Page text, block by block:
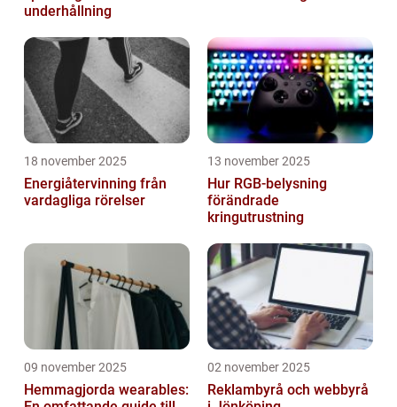
underhållning
18 november 2025
Energiåtervinning från
vardagliga rörelser
13 november 2025
Hur RGB-belysning
förändrade
kringutrustning
09 november 2025
Hemmagjorda wearables:
02 november 2025
Reklambyrå och webbyrå